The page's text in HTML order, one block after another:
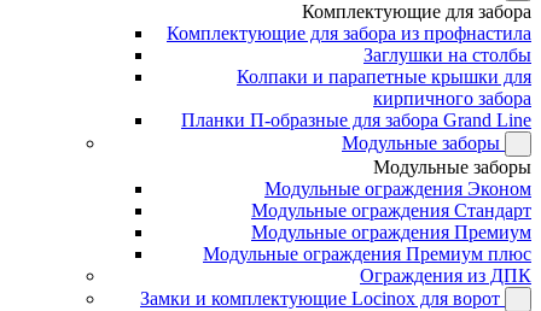
Комплектующие для забора
Комплектующие для забора из профнастила
Заглушки на столбы
Колпаки и парапетные крышки для
кирпичного забора
Планки П-образные для забора Grand Line
Модульные заборы
Модульные заборы
Модульные ограждения Эконом
Модульные ограждения Стандарт
Модульные ограждения Премиум
Модульные ограждения Премиум плюс
Ограждения из ДПК
Замки и комплектующие Locinox для ворот